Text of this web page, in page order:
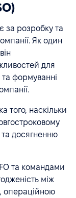
за розробку та
Як один
для
та формуванні
того, наскільки
досягненню
та командами
між
операційною